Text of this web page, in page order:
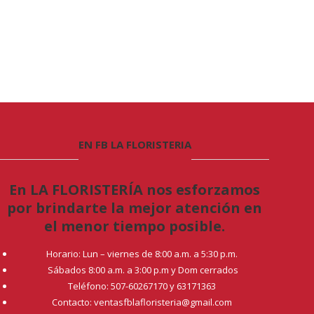
EN FB LA FLORISTERIA
En LA FLORISTERÍA nos esforzamos
por brindarte la mejor atención en
el menor tiempo posible.
Horario: Lun – viernes de 8:00 a.m. a 5:30 p.m.
Sábados 8:00 a.m. a 3:00 p.m y Dom cerrados
Teléfono: 507-60267170 y 63171363
Contacto: ventasfblafloristeria@gmail.com